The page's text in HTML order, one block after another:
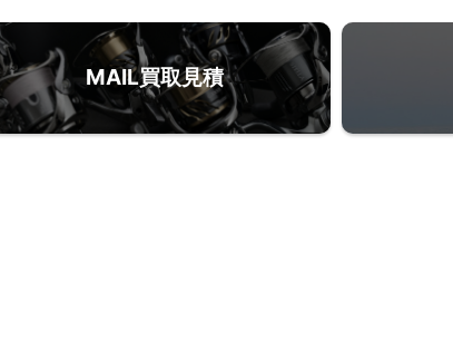
MAIL買取見積